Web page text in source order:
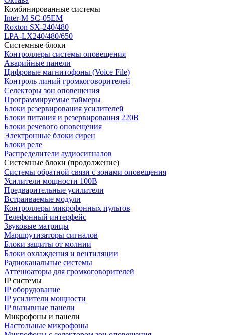
Комбинированные системы
Inter-M SC-05EM
Roxton SX-240/480
LPA-LX240/480/650
Системные блоки
Контроллеры системы оповещения
Аварийные панели
Цифровые магнитофоны (Voice File)
Контроль линий громкоговорителей
Селекторы зон оповещения
Программируемые таймеры
Блоки резервирования усилителей
Блоки питания и резервирования 220В
Блоки речевого оповещения
Электронные блоки сирен
Блоки реле
Распределители аудиосигналов
Системные блоки (продолжение)
Системы обратной связи с зонами оповещения
Усилители мощности 100В
Предварительные усилители
Встраиваемые модули
Контроллеры микрофонных пультов
Телефонный интерфейс
Звуковые матрицы
Маршрутизаторы сигналов
Блоки защиты от молнии
Блоки охлаждения и вентиляции
Радиоканальные системы
Аттенюаторы для громкоговорителей
IP системы
IP оборудование
IP усилители мощности
IP вызывные панели
Микрофоны и панели
Настольные микрофоны